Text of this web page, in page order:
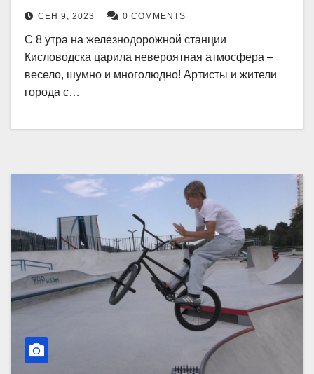
СЕН 9, 2023 0 COMMENTS
С 8 утра на железнодорожной станции
Кисловодска царила невероятная атмосфера –
весело, шумно и многолюдно! Артисты и жители
города с…